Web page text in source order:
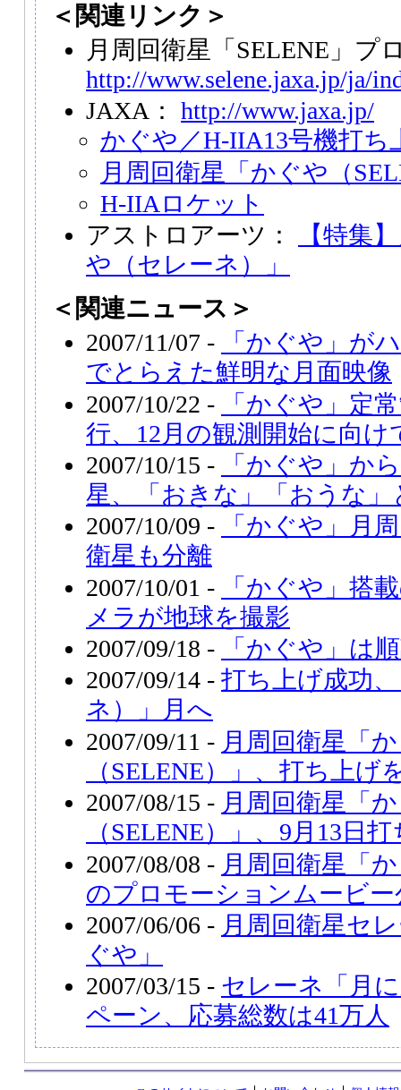
＜関連リンク＞
月周回衛星「SELENE」プ
http://www.selene.jaxa.jp/ja/
JAXA： http://www.jaxa.jp/
かぐや／H-IIA13号機打ち
月周回衛星「かぐや（
H-IIAロケット
アストロアーツ：
【特集
や（セレーネ）」
＜関連ニュース＞
2007/11/07 -
「かぐや」が
でとらえた鮮明な月面映像
2007/10/22 -
「かぐや」定
行、12月の観測開始に向
2007/10/15 -
「かぐや」か
星、「おきな」「おうな」
2007/10/09 -
「かぐや」月
衛星も分離
2007/10/01 -
「かぐや」搭
メラが地球を撮影
2007/09/18 -
「かぐや」は
2007/09/14 - 打ち上げ成功
ネ）」月へ
2007/09/11 - 月周回衛星「
（SELENE）」、打ち上げ
2007/08/15 - 月周回衛星「
（SELENE）」、9月13日
2007/08/08 - 月周回衛星「
のプロモーションムービー
2007/06/06 - 月周回衛星セ
ぐや」
2007/03/15 - セレーネ「月
ペーン、応募総数は41万人